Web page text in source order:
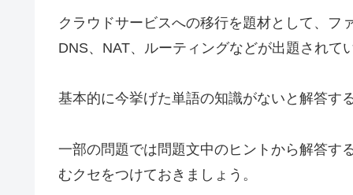
クラウドサービスへの移行を題材として、フ
DNS、NAT、ルーティングなどが出題されて
基本的に今挙げた単語の知識がないと解答す
一部の問題では問題文中のヒントから解答す
むクセをつけておきましょう。